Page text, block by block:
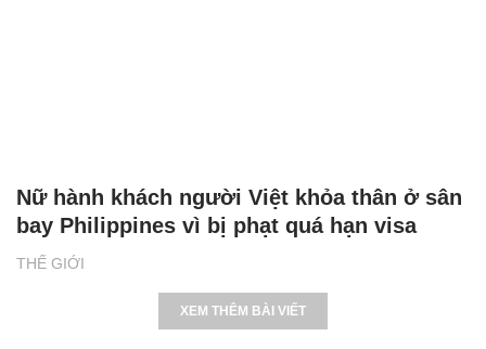
THẾ GIỚI
Nữ hành khách người Việt khỏa thân ở sân
bay Philippines vì bị phạt quá hạn visa
XEM THÊM BÀI VIẾT